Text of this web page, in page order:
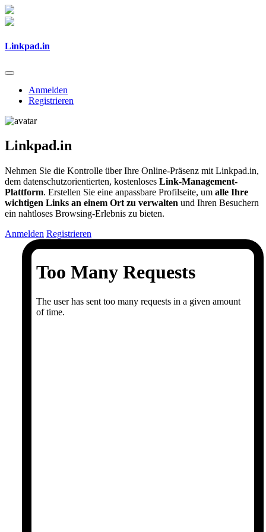
Linkpad.in
Anmelden
Registrieren
Linkpad.in
Nehmen Sie die Kontrolle über Ihre Online-Präsenz mit Linkpad.in,
dem datenschutzorientierten, kostenloses Link-Management-
Plattform. Erstellen Sie eine anpassbare Profilseite, um alle Ihre
wichtigen Links an einem Ort zu verwalten und Ihren Besuchern
ein nahtloses Browsing-Erlebnis zu bieten.
Anmelden Registrieren